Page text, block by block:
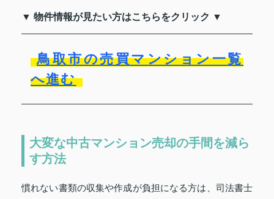
▼ 物件情報が見たい方はこちらをクリック ▼
鳥取市の売買マンション一覧
へ進む
大変な中古マンション売却の手間を減ら
す方法
慣れない書類の収集や作成が負担になる方は、司法書士